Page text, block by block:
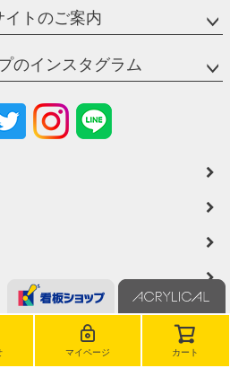
マイページ カート
イトのご案内
のインスタグラム